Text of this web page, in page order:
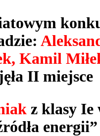
Kamil
II miejsce
z klasy Ie
energii”